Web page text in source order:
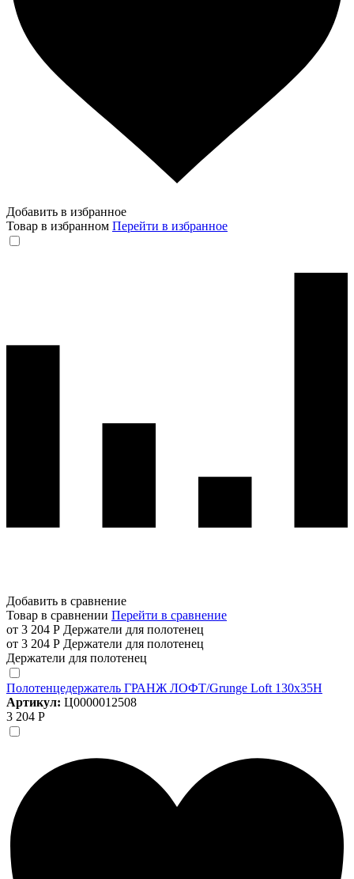
Добавить в избранное
Товар в избранном Перейти в избранное
Добавить в сравнение
Товар в сравнении Перейти в сравнение
от 3 204 Р Держатели для полотенец
от 3 204 Р Держатели для полотенец
Держатели для полотенец
Полотенцедержатель ГРАНЖ ЛОФТ/Grunge Loft 130х35Н
Артикул: Ц0000012508
3 204 Р